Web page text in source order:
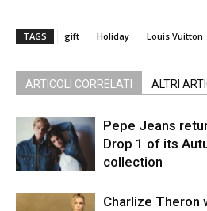
TAGS gift Holiday Louis Vuitton
ARTICOLI CORRELATI ALTRI
Pepe Jeans
Drop 1 of its
collection
Charlize Theron